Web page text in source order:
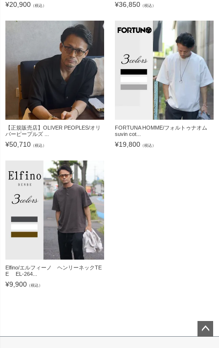
¥20,900 （税込） ¥36,850 （税込）
【正規販売店】OLIVER PEOPLES/オリ
バーピープルズ ...
¥50,710 （税込）
FORTUNA HOMME/フォルトゥナオム
suvin cot...
¥19,800 （税込）
Elfino/エルフィーノ ヘンリーネックTE
E EL-264...
¥9,900 （税込）